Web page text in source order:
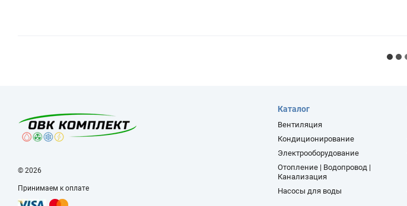
© 2026
Принимаем к оплате
Каталог
Вентиляция
Кондиционирование
Электрооборудование
Отопление | Водопровод |
Канализация
Насосы для воды